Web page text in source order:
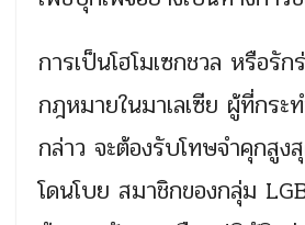
การเป็นโฮโมเซกชวล หรือรั
กฎหมายในมาเลเซีย ผู้ที่กระ
กล่าว จะต้องรับโทษจำคุกสู
โดนโบย สมาชิกของกลุ่ม